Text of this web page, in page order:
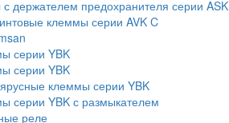
держателем предохранителя серии ASK
клеммы серии AVK C
серии YBK
серии YBK
клеммы серии YBK
серии YBK с размыкателем
реле